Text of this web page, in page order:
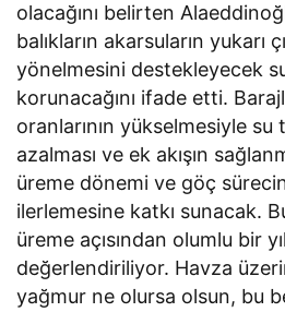
olacağını belirten
balıkların akarsuların yukarı
yönelmesini destekleyecek su
korunacağını ifade etti.
oranlarının yükselmesiyle su
azalması ve ek akışın
üreme dönemi ve göç
ilerlemesine katkı sunacak.
üreme açısından olumlu bir
değerlendiriliyor. Havza
yağmur ne olursa olsun, bu